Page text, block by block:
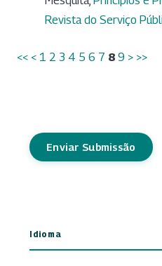
Revista do Serviço
<< < 1 2 3 4 5 6 7 8 9 > >>
Enviar Submissão
Idioma